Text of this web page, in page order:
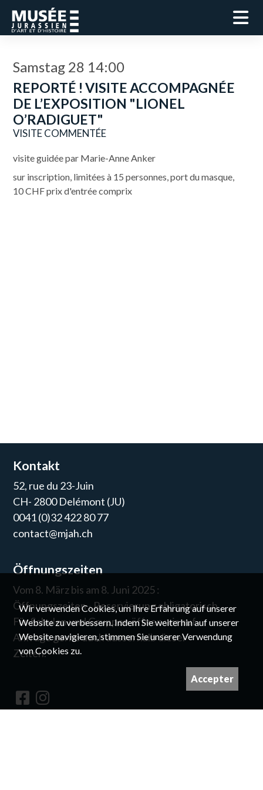
Samstag 28 14:00
REPORTÉ ! VISITE ACCOMPAGNÉE
DE L’EXPOSITION "LIONEL
O’RADIGUET"
VISITE COMMENTÉE
visite guidée par Marie-Anne Anker
sur inscription, limitées à 15 personnes, port du masque,
10 CHF prix d'entrée comprix
Kontakt
52, rue du 23-Juin
CH- 2800 Delémont (JU)
0041 (0)32 422 80 77
contact@mjah.ch
Öffnungszeiten
Vom 8. März bis am 8. Juni 2025 :
Öffnungszeiten - Reservierung obligatorisch
Für Schulen und Gruppen öffnen wir auf
Anfrage gerne auch ausserhalb dieser
Zeiten.
Wir verwenden Cookies, um Ihre Erfahrung auf unserer
Website zu verbessern. Indem Sie weiterhin auf unserer
Website navigieren, stimmen Sie unserer Verwendung
von Cookies zu.
Accepter